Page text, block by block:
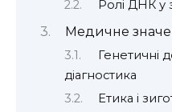
Ролі ДНК у
Медичне
Генетичні
діагностика
Етика і